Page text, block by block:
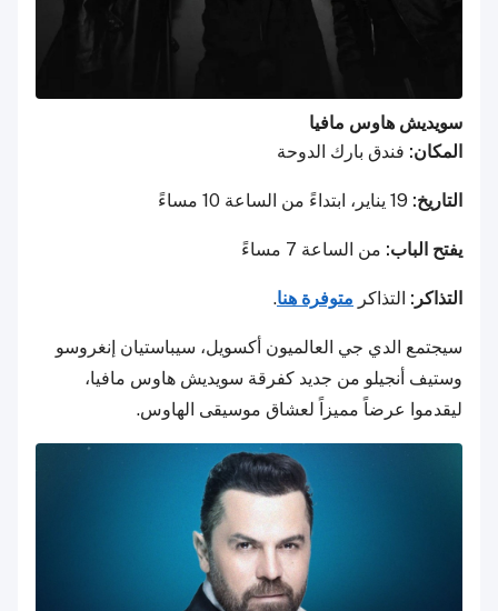
سويديش هاوس مافيا
المكان: فندق بارك الدوحة
التاريخ:
يفتح الباب: من الساعة 7 مساءً
التذاكر: التذاكر متوفرة هنا.
سيجتمع الدي جي العالميون أكسويل، سيباستيان إنغروسو
وستيف أنجيلو من جديد كفرقة سويديش هاوس مافيا،
ليقدموا عرضاً مميزاً لعشاق موسيقى الهاوس.